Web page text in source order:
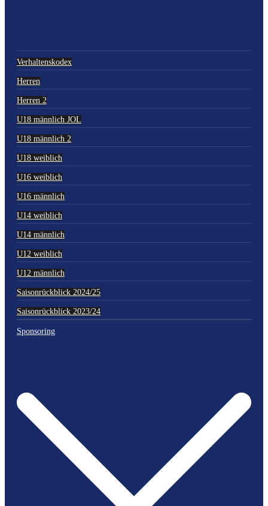
Verhaltenskodex
Herren
Herren 2
U18 männlich JOL
U18 männlich 2
U18 weiblich
U16 weiblich
U16 männlich
U14 weiblich
U14 männlich
U12 weiblich
U12 männlich
Saisonrückblick 2024/25
Saisonrückblick 2023/24
Sponsoring